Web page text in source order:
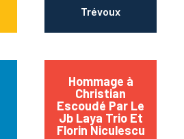
Trévoux
Hommage à
Christian
Escoudé Par Le
Jb Laya Trio Et
Florin Niculescu